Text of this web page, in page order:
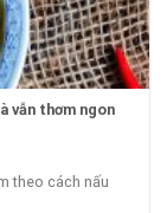
vẫn thơm ngon
theo cách nấu